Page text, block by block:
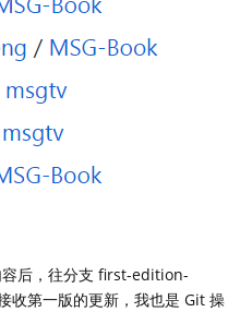
后，往分支 first-edition-
收第一版的更新，我也是 Git 操